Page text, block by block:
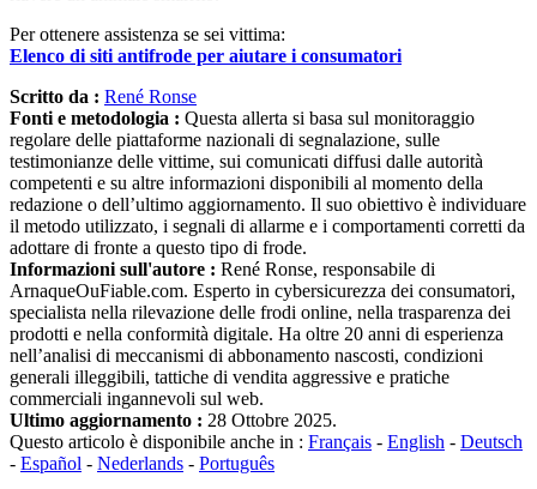
Per ottenere assistenza se sei vittima:
Elenco di siti antifrode per aiutare i consumatori
Scritto da : René Ronse
Fonti e metodologia : Questa allerta si basa sul monitoraggio
regolare delle piattaforme nazionali di segnalazione, sulle
testimonianze delle vittime, sui comunicati diffusi dalle autorità
competenti e su altre informazioni disponibili al momento della
redazione o dell’ultimo aggiornamento. Il suo obiettivo è individuare
il metodo utilizzato, i segnali di allarme e i comportamenti corretti da
adottare di fronte a questo tipo di frode.
Informazioni sull'autore : René Ronse, responsabile di
ArnaqueOuFiable.com. Esperto in cybersicurezza dei consumatori,
specialista nella rilevazione delle frodi online, nella trasparenza dei
prodotti e nella conformità digitale. Ha oltre 20 anni di esperienza
nell’analisi di meccanismi di abbonamento nascosti, condizioni
generali illeggibili, tattiche di vendita aggressive e pratiche
commerciali ingannevoli sul web.
Ultimo aggiornamento : 28 Ottobre 2025.
Questo articolo è disponibile anche in : Français - English - Deutsch
- Español - Nederlands - Português